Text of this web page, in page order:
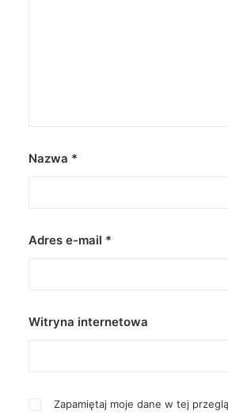
Nazwa *
Adres e-mail *
Witryna internetowa
Zapamiętaj moje dane w tej